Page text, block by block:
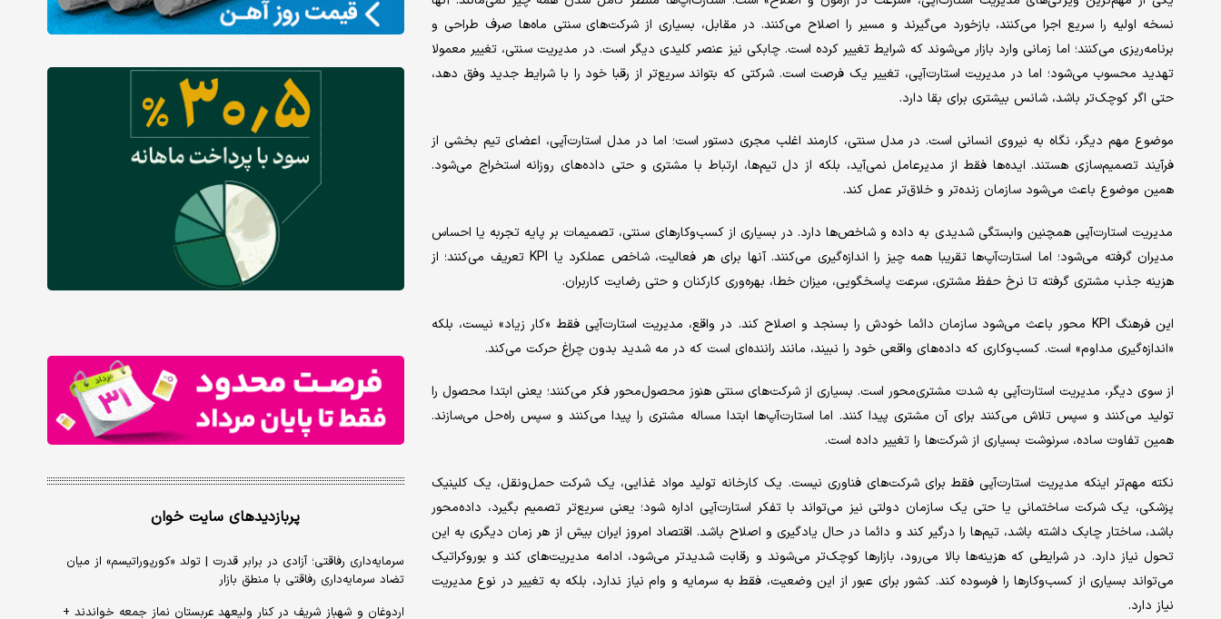
نسخه اولیه را سریع اجرا می‌کنند، بازخورد می‌گیرند و مسیر را اصلاح می‌کنند. در مقابل، بسیاری از شرکت‌های سنتی ماه‌ها صرف طراحی و
برنامه‌ریزی می‌کنند؛ اما زمانی وارد بازار می‌شوند که شرایط تغییر کرده است. چابکی نیز عنصر کلیدی دیگر است. در مدیریت سنتی، تغییر معمولا
تهدید محسوب می‌شود؛ اما در مدیریت استارت‌آپی، تغییر یک فرصت است. شرکتی که بتواند سریع‌تر از رقبا خود را با شرایط جدید وفق دهد،
حتی اگر کوچک‌تر باشد، شانس بیشتری برای بقا دارد.
موضوع مهم دیگر، نگاه به نیروی انسانی است. در مدل سنتی، کارمند اغلب مجری دستور است؛ اما در مدل استارت‌آپی، اعضای تیم بخشی از
فرآیند تصمیم‌سازی هستند. ایده‌ها فقط از مدیرعامل نمی‌آید، بلکه از دل تیم‌ها، ارتباط با مشتری و حتی داده‌های روزانه استخراج می‌شود.
همین موضوع باعث می‌شود سازمان زنده‌تر و خلاق‌تر عمل کند.
مدیریت استارت‌آپی همچنین وابستگی شدیدی به داده و شاخص‌ها دارد. در بسیاری از کسب‌وکارهای سنتی، تصمیمات بر پایه تجربه یا احساس
مدیران گرفته می‌شود؛ اما استارت‌آپ‌ها تقریبا همه چیز را اندازه‌گیری می‌کنند. آنها برای هر فعالیت، شاخص عملکرد یا KPI تعریف می‌کنند؛ از
هزینه جذب مشتری گرفته تا نرخ حفظ مشتری، سرعت پاسخگویی، میزان خطا، بهره‌وری کارکنان و حتی رضایت کاربران.
این فرهنگ KPI محور باعث می‌شود سازمان دائما خودش را بسنجد و اصلاح کند. در واقع، مدیریت استارت‌آپی فقط «کار زیاد» نیست، بلکه
«اندازه‌گیری مداوم» است. کسب‌وکاری که داده‌های واقعی خود را نبیند، مانند راننده‌ای است که در مه شدید بدون چراغ حرکت می‌کند.
از سوی دیگر، مدیریت استارت‌آپی به شدت مشتری‌محور است. بسیاری از شرکت‌های سنتی هنوز محصول‌محور فکر می‌کنند؛ یعنی ابتدا محصول را
تولید می‌کنند و سپس تلاش می‌کنند برای آن مشتری پیدا کنند. اما استارت‌آپ‌ها ابتدا مساله مشتری را پیدا می‌کنند و سپس راه‌حل می‌سازند.
همین تفاوت ساده، سرنوشت بسیاری از شرکت‌ها را تغییر داده است.
نکته مهم‌تر اینکه مدیریت استارت‌آپی فقط برای شرکت‌های فناوری نیست. یک کارخانه تولید مواد غذایی، یک شرکت حمل‌ونقل، یک کلینیک
پزشکی، یک شرکت ساختمانی یا حتی یک سازمان دولتی نیز می‌تواند با تفکر استارت‌آپی اداره شود؛ یعنی سریع‌تر تصمیم بگیرد، داده‌محور
باشد، ساختار چابک داشته باشد، تیم‌ها را درگیر کند و دائما در حال یادگیری و اصلاح باشد. اقتصاد امروز ایران بیش از هر زمان دیگری به این
تحول نیاز دارد. در شرایطی که هزینه‌ها بالا می‌رود، بازارها کوچک‌تر می‌شوند و رقابت شدیدتر می‌شود، ادامه مدیریت‌های کند و بوروکراتیک
می‌تواند بسیاری از کسب‌وکارها را فرسوده کند. کشور برای عبور از این وضعیت، فقط به سرمایه و وام نیاز ندارد، بلکه به تغییر در نوع مدیریت
نیاز دارد.
پربازدیدهای سایت خوان
سرمایه‌داری رفاقتی؛ آزادی در برابر قدرت | تولد «کورپوراتیسم» از میان
تضاد سرمایه‌داری رفاقتی با منطق بازار
اردوغان و شهباز شریف در کنار ولیعهد عربستان نماز جمعه خواندند +